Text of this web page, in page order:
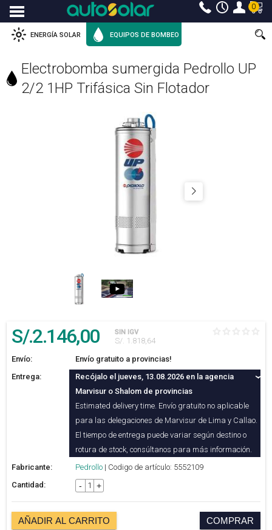
Menu 0
ENERGÍA SOLAR EQUIPOS DE BOMBEO
Electrobomba sumergida Pedrollo UP
2/2 1HP Trifásica Sin Flotador
S/.2.146,00 SIN IGV
S/. 1.818,64
Envío:
Envío gratuito a provincias!
Entrega:
Recójalo el jueves, 13.08.2026 en la agencia
Marvisur o Shalom de provincias
Estimated delivery time. Envío gratuito no aplicable
para las delegaciones de Marvisur de Lima y Callao.
El tiempo de entrega puede variar según destino o
rotura de stock, consúltanos para más información.
Fabricante:
Pedrollo | Codigo de artículo: 5552109
Cantidad:
- +
AÑADIR AL CARRITO COMPRAR